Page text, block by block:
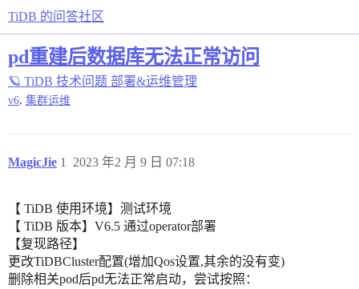
TiDB 的问答社区
pd重建后数据库无法正常访问
🪐 TiDB 技术问题 部署&运维管理
v6, 集群运维
MagicJie 2023 年2 月 9 日 07:18
1
【 TiDB 使用环境】测试环境
【 TiDB 版本】V6.5 通过operator部署
【复现路径】
更改TiDBCluster配置(增加Qos设置,其余的没有变)
删除相关pod后pd无法正常启动，尝试按照：